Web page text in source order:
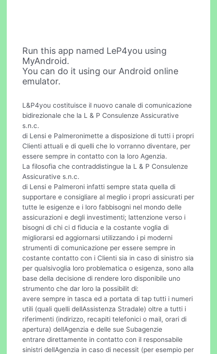
Run this app named LeP4you using
MyAndroid.
You can do it using our Android online
emulator.
L&P4you costituisce il nuovo canale di comunicazione
bidirezionale che la L & P Consulenze Assicurative
s.n.c.
di Lensi e Palmeronimette a disposizione di tutti i propri
Clienti attuali e di quelli che lo vorranno diventare, per
essere sempre in contatto con la loro Agenzia.
La filosofia che contraddistingue la L & P Consulenze
Assicurative s.n.c.
di Lensi e Palmeroni infatti sempre stata quella di
supportare e consigliare al meglio i propri assicurati per
tutte le esigenze e i loro fabbisogni nel mondo delle
assicurazioni e degli investimenti; lattenzione verso i
bisogni di chi ci d fiducia e la costante voglia di
migliorarsi ed aggiornarsi utilizzando i pi moderni
strumenti di comunicazione per essere sempre in
costante contatto con i Clienti sia in caso di sinistro sia
per qualsivoglia loro problematica o esigenza, sono alla
base della decisione di rendere loro disponibile uno
strumento che dar loro la possibilit di:
avere sempre in tasca ed a portata di tap tutti i numeri
utili (quali quelli dellAssistenza Stradale) oltre a tutti i
riferimenti (indirizzo, recapiti telefonici o mail, orari di
apertura) dellAgenzia e delle sue Subagenzie
entrare direttamente in contatto con il responsabile
sinistri dellAgenzia in caso di necessit (per esempio per